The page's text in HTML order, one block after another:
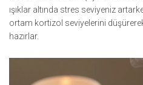
ışıklar altında stres seviyeniz
ortam kortizol seviyelerini
hazırlar.